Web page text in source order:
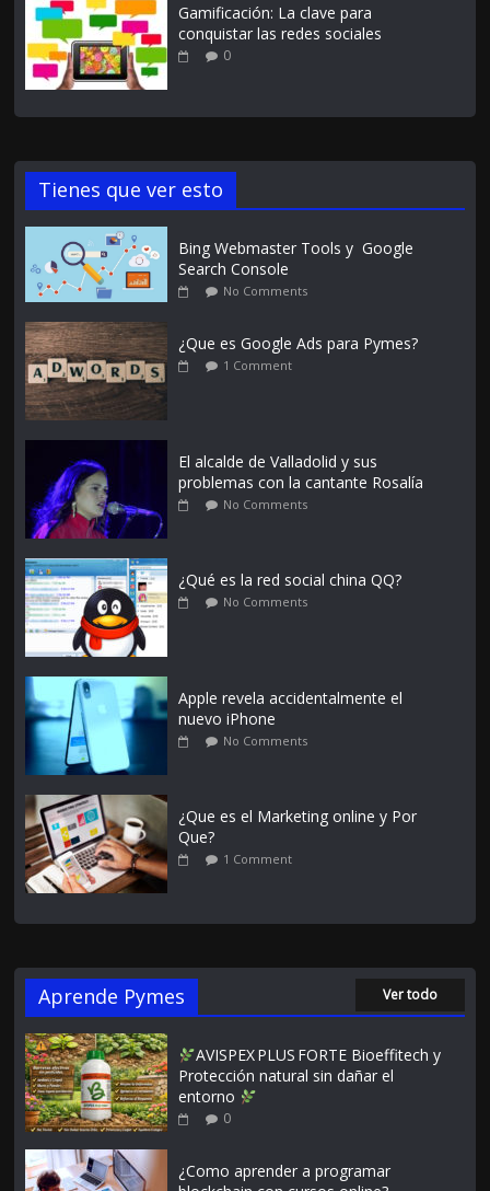
Gamificación: La clave para
conquistar las redes sociales
0
Tienes que ver esto
Bing Webmaster Tools y Google
Search Console
No Comments
¿Que es Google Ads para Pymes?
1 Comment
El alcalde de Valladolid y sus
problemas con la cantante Rosalía
No Comments
¿Qué es la red social china QQ?
No Comments
Apple revela accidentalmente el
nuevo iPhone
No Comments
¿Que es el Marketing online y Por
Que?
1 Comment
Aprende Pymes Ver todo
AVISPEX PLUS FORTE Bioeffitech y
Protección natural sin dañar el
entorno
0
¿Como aprender a programar